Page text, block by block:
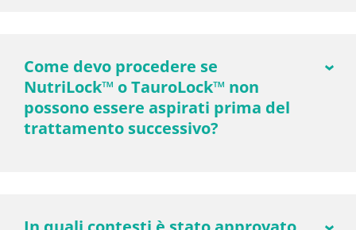
Come devo procedere se
NutriLock™ o TauroLock™ non
possono essere aspirati prima del
trattamento successivo?